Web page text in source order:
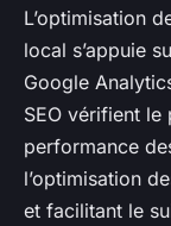
L’optimisation
local s’appuie
Google
SEO vérifient le
performance
l’optimisation
et facilitant le